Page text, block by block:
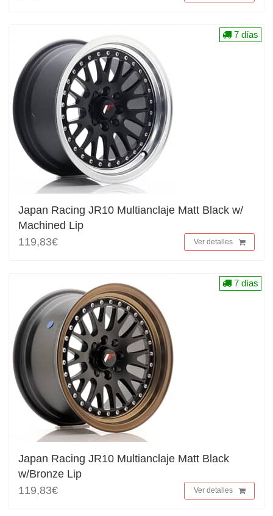
Japan Racing JR10 Multianclaje Matt Black w/
Machined Lip
119,83€
Ver detalles
7 días
Japan Racing JR10 Multianclaje Matt Black
w/Bronze Lip
119,83€
Ver detalles
7 días